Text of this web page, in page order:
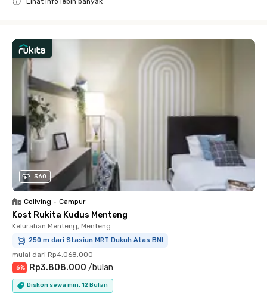
360
Coliving • Campur
Kost Rukita Kudus Menteng
Kelurahan Menteng, Menteng
250 m dari Stasiun MRT Dukuh Atas BNI
mulai dari Rp4.068.000
-6% Rp3.808.000 /bulan
Diskon sewa min. 12 Bulan